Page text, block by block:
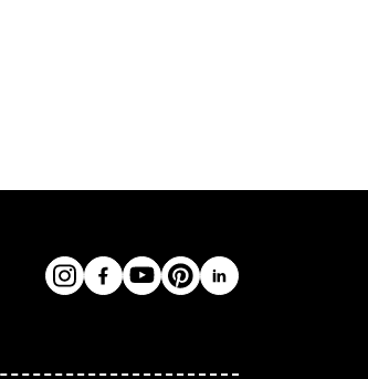
Réseaux
InstagramFacebookYouTubePinterestLinkedIn